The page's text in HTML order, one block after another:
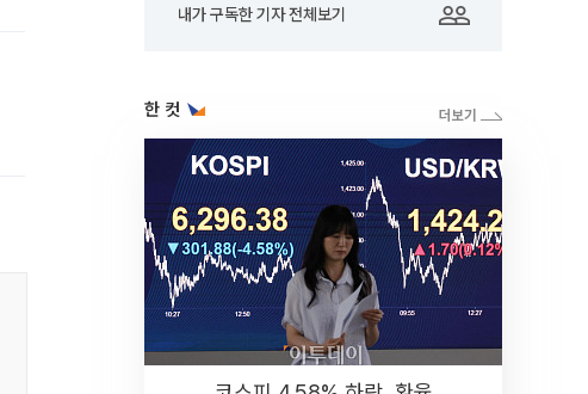
내가 구독한 기자 전체보기
한 컷